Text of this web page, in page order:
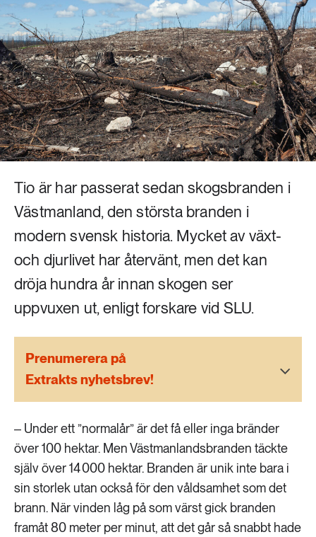
Mat & jordbruk
Skog
Social hållbarhet
Transport
Vatten
252 ARTIKLAR
Landsbygd
939 ARTIKLAR
Livsstil & konsumtion
612 ARTIKLAR
Mat & jordbruk
262 ARTIKLAR
Skog
360 ARTIKLAR
Social hållbarhet
Transport
473 ARTIKLAR
Tio är har passerat sedan skogsbranden i
Västmanland, den största branden i
modern svensk historia. Mycket av växt-
och djurlivet har återvänt, men det kan
dröja hundra år innan skogen ser
uppvuxen ut, enligt forskare vid SLU.
Prenumerera på
Extrakts nyhetsbrev!
‒ Under ett ”normalår” är det få eller inga bränder
över 100 hektar. Men Västmanlandsbranden täckte
själv över 14 000 hektar. Branden är unik inte bara i
sin storlek utan också för den våldsamhet som det
brann. När vinden låg på som värst gick branden
framåt 80 meter per minut, att det går så snabbt hade